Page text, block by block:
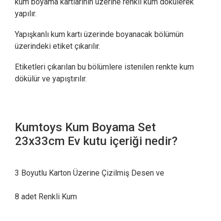
yapılır.
Yapışkanlı kum kartı üzerinde boyanacak bölümün
üzerindeki etiket çıkarılır.
Etiketleri çıkarılan bu bölümlere istenilen renkte kum
dökülür ve yapıştırılır.
Kumtoys Kum Boyama Set
23x33cm Ev kutu içeriği nedir?
3 Boyutlu Karton Üzerine Çizilmiş Desen ve
8 adet Renkli Kum